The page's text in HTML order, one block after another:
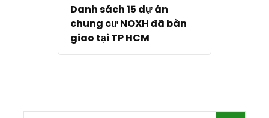
Danh sách 15 dự án
chung cư NOXH đã bàn
giao tại TP HCM